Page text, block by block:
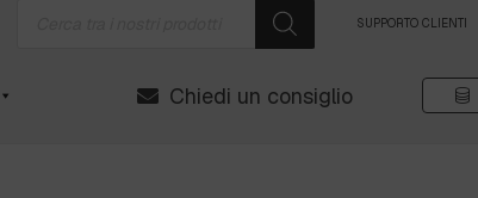
SUPPORTO CLIENTI
Chiedi un consiglio